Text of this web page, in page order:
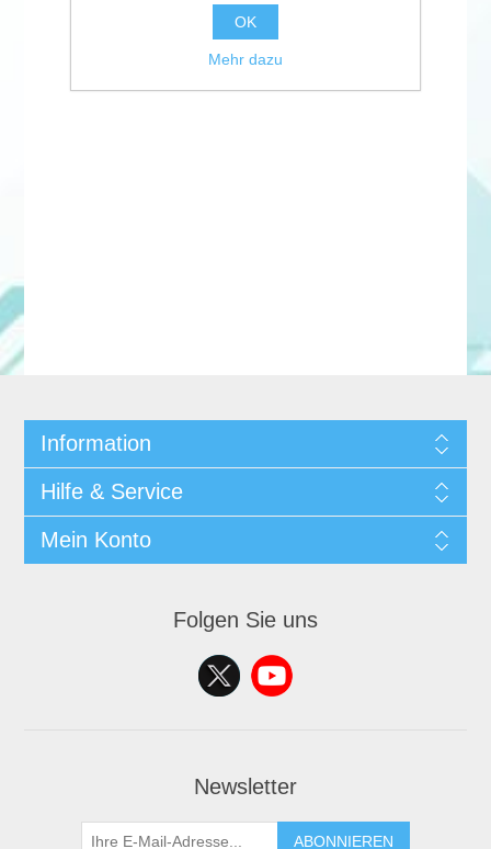
Information
Hilfe & Service
Mein Konto
Folgen Sie uns
Newsletter
ABONNIEREN
OK
Mehr dazu